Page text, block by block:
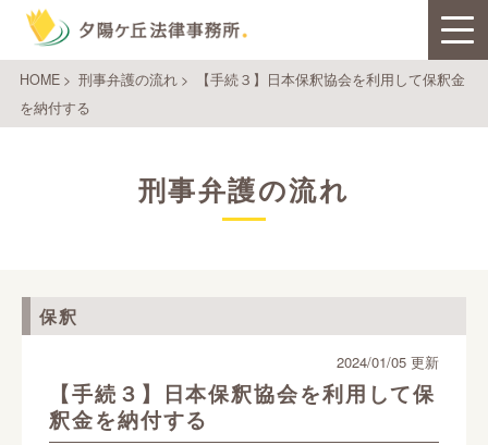
HOME> 刑事弁護の流れ>
【手続３】日本保釈協会を利用して保釈金
を納付する
刑事弁護の流れ
保釈
【手続３】日本保釈協会を利用して保
釈金を納付する
2024/01/05 更新